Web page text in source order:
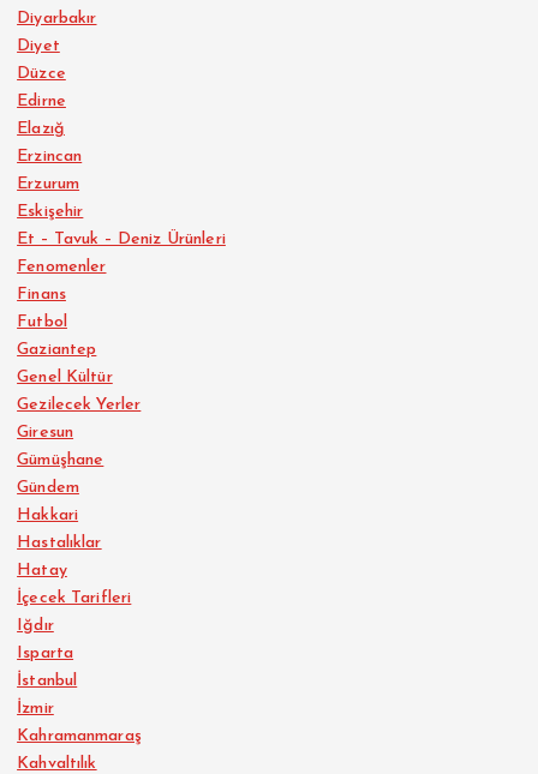
Diyarbakır
Diyet
Düzce
Edirne
Elazığ
Erzincan
Erzurum
Eskişehir
Et – Tavuk – Deniz Ürünleri
Fenomenler
Finans
Futbol
Gaziantep
Genel Kültür
Gezilecek Yerler
Giresun
Gümüşhane
Gündem
Hakkari
Hastalıklar
Hatay
İçecek Tarifleri
Iğdır
Isparta
İstanbul
İzmir
Kahramanmaraş
Kahvaltılık